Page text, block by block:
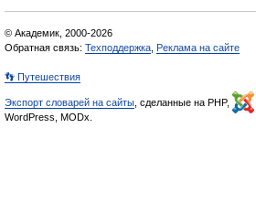
© Академик, 2000-2026
Обратная связь: Техподдержка Реклама на сайте
👣 Путешествия
Экспорт словарей на сайты , сделанные на PHP,
WordPress, MODx.